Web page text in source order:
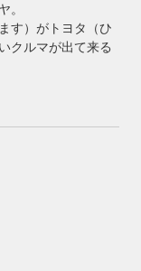
。
す）がトヨタ（ひ
クルマが出て来る